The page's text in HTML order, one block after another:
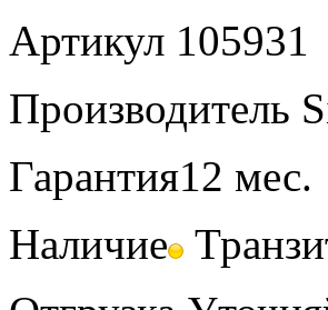
Артикул 105931
Производитель
Гарантия12 мес.
Наличие